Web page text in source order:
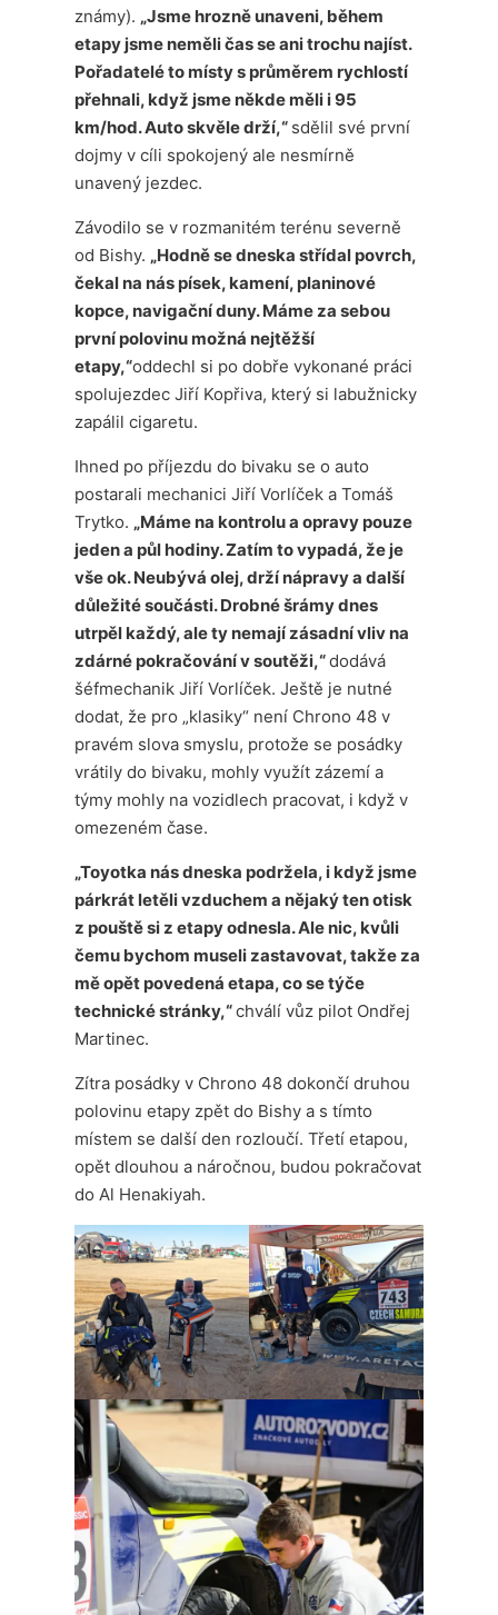
známy). „Jsme hrozně unaveni, během
etapy jsme neměli čas se ani trochu najíst.
Pořadatelé to místy s průměrem rychlostí
přehnali, když jsme někde měli i 95
km/hod. Auto skvěle drží,“ sdělil své první
dojmy v cíli spokojený ale nesmírně
unavený jezdec.
Závodilo se v rozmanitém terénu severně
od Bishy. „Hodně se dneska střídal povrch,
čekal na nás písek, kamení, planinové
kopce, navigační duny. Máme za sebou
první polovinu možná nejtěžší
etapy,“oddechl si po dobře vykonané práci
spolujezdec Jiří Kopřiva, který si labužnicky
zapálil cigaretu.
Ihned po příjezdu do bivaku se o auto
postarali mechanici Jiří Vorlíček a Tomáš
Trytko. „Máme na kontrolu a opravy pouze
jeden a půl hodiny. Zatím to vypadá, že je
vše ok. Neubývá olej, drží nápravy a další
důležité součásti. Drobné šrámy dnes
utrpěl každý, ale ty nemají zásadní vliv na
zdárné pokračování v soutěži,“dodává
šéfmechanik Jiří Vorlíček. Ještě je nutné
dodat, že pro „klasiky“ není Chrono 48 v
pravém slova smyslu, protože se posádky
vrátily do bivaku, mohly využít zázemí a
týmy mohly na vozidlech pracovat, i když v
omezeném čase.
„Toyotka nás dneska podržela, i když jsme
párkrát letěli vzduchem a nějaký ten otisk
z pouště si z etapy odnesla. Ale nic, kvůli
čemu bychom museli zastavovat, takže za
mě opět povedená etapa, co se týče
technické stránky,“chválí vůz pilot Ondřej
Martinec.
Zítra posádky v Chrono 48 dokončí druhou
polovinu etapy zpět do Bishy a s tímto
místem se další den rozloučí. Třetí etapou,
opět dlouhou a náročnou, budou pokračovat
do Al Henakiyah.